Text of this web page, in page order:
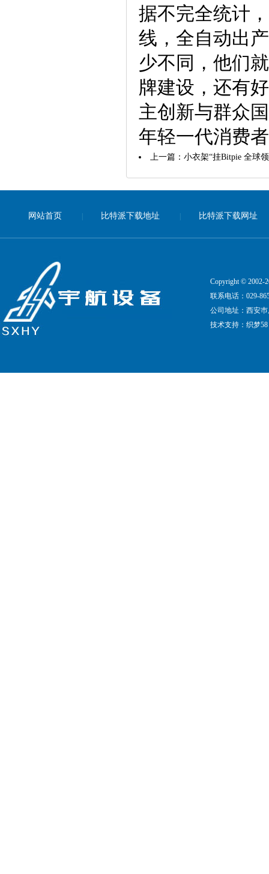
据不完全统计
线，全自动出
少不同，他们
牌建设，还有
主创新与群众
年轻一代消费
上一篇： 小衣架“挂Bitpie 全球
网站首页 | 比特派下载地址 | 比特派下载网址
Copyright © 2002-
联系电话：029-
公司地址：西安
技术支持： 织梦58